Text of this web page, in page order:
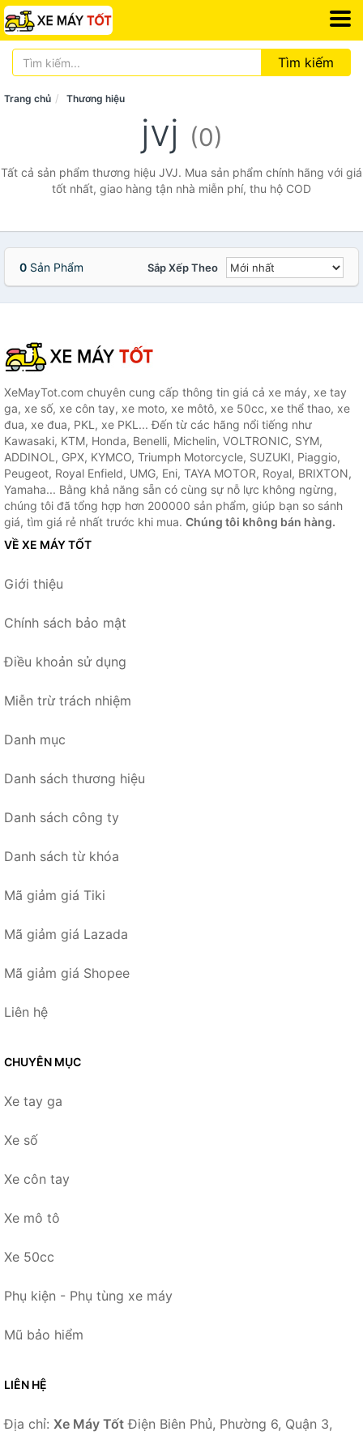
Tìm kiếm
Trang chủ Thương hiệu
jvj (0)
Tất cả sản phẩm thương hiệu JVJ. Mua sản phẩm chính hãng với giá
tốt nhất, giao hàng tận nhà miễn phí, thu hộ COD
0 Sản Phẩm Sắp Xếp Theo
XeMayTot.com chuyên cung cấp thông tin giá cả xe máy, xe tay
ga, xe số, xe côn tay, xe moto, xe môtô, xe 50cc, xe thể thao, xe
đua, xe đua, PKL, xe PKL... Đến từ các hãng nổi tiếng như
Kawasaki, KTM, Honda, Benelli, Michelin, VOLTRONIC, SYM,
ADDINOL, GPX, KYMCO, Triumph Motorcycle, SUZUKI, Piaggio,
Peugeot, Royal Enfield, UMG, Eni, TAYA MOTOR, Royal, BRIXTON,
Yamaha... Bằng khả năng sẵn có cùng sự nỗ lực không ngừng,
chúng tôi đã tổng hợp hơn 200000 sản phẩm, giúp bạn so sánh
giá, tìm giá rẻ nhất trước khi mua. Chúng tôi không bán hàng.
VỀ XE MÁY TỐT
Giới thiệu
Chính sách bảo mật
Điều khoản sử dụng
Miễn trừ trách nhiệm
Danh mục
Danh sách thương hiệu
Danh sách công ty
Danh sách từ khóa
Mã giảm giá Tiki
Mã giảm giá Lazada
Mã giảm giá Shopee
Liên hệ
CHUYÊN MỤC
Xe tay ga
Xe số
Xe côn tay
Xe mô tô
Xe 50cc
Phụ kiện - Phụ tùng xe máy
Mũ bảo hiểm
LIÊN HỆ
Địa chỉ: Xe Máy Tốt Điện Biên Phủ, Phường 6, Quận 3,